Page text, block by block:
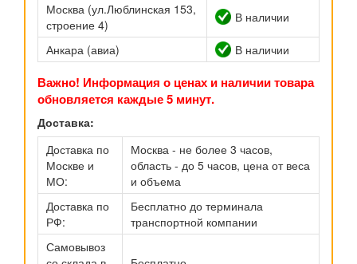
Москва (ул.Люблинская 153,
строение 4)
В наличии
Анкара (авиа) В наличии
Важно! Информация о ценах и наличии товара
обновляется каждые 5 минут.
Доставка:
Доставка по
Москве и
МО:
Москва - не более 3 часов,
область - до 5 часов, цена от веса
и объема
Доставка по
РФ:
Бесплатно до терминала
транспортной компании
Самовывоз